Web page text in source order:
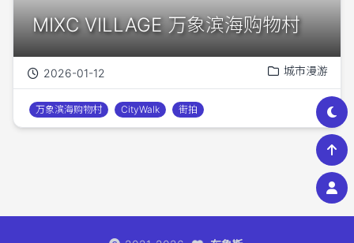
MIXC VILLAGE 万象滨海购物村
2026-01-12 城市漫游
万象滨海购物村 CityWalk 街拍